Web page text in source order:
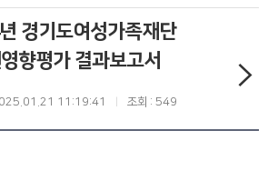
경기도여성가족재단
향평가 결과보고서
11:19:41 조회 : 549